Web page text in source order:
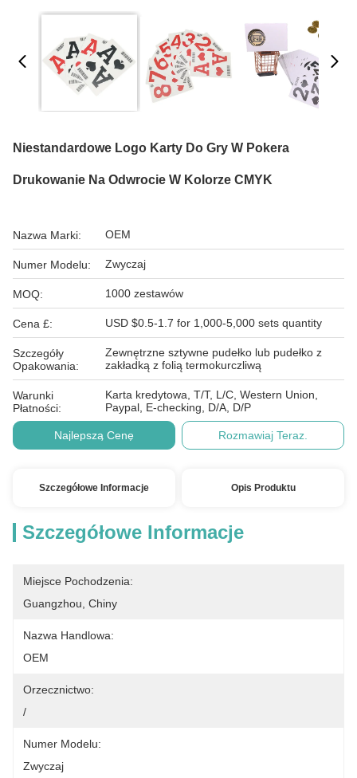
Niestandardowe Logo Karty Do Gry W Pokera
Drukowanie Na Odwrocie W Kolorze CMYK
Nazwa Marki: OEM
Numer Modelu: Zwyczaj
MOQ: 1000 zestawów
Cena £: USD $0.5-1.7 for 1,000-5,000 sets quantity
Szczegóły
Opakowania:
Zewnętrzne sztywne pudełko lub pudełko z
zakładką z folią termokurczliwą
Warunki
Płatności:
Karta kredytowa, T/T, L/C, Western Union,
Paypal, E-checking, D/A, D/P
Najlepszą Cenę Rozmawiaj Teraz.
Szczegółowe Informacje Opis Produktu
Szczegółowe Informacje
Miejsce Pochodzenia:
Guangzhou, Chiny
Nazwa Handlowa:
OEM
Orzecznictwo:
/
Numer Modelu:
Zwyczaj